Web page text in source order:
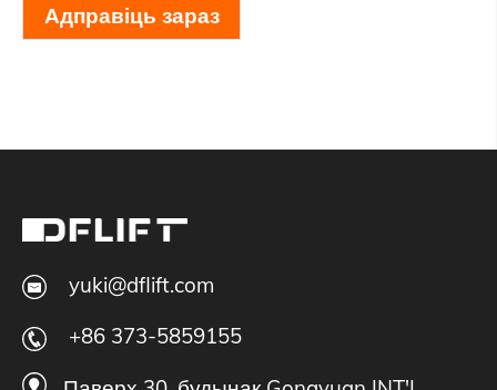
Адправіць зараз
yuki@dflift.com
+86 373-5859155